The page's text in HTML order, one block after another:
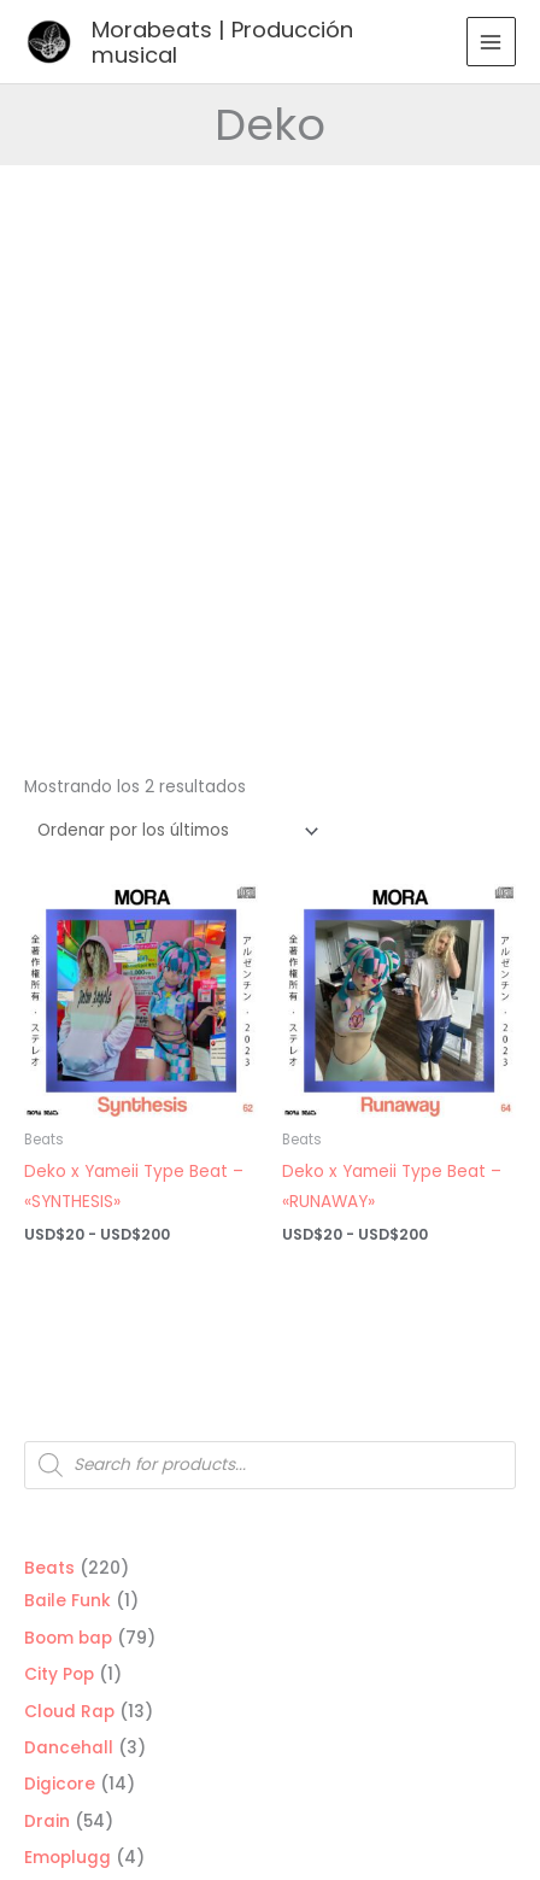
Morabeats | Producción
musical
Deko
Búsqueda
de
productos
Beats 220220
productos
Baile Funk 11
producto
Boom bap 7979
City Pop 11
producto
Cloud Rap 1313
productos
Dancehall 33
Digicore 1414
Drain 5454
productos
Emoplugg 44
Mostrando los 2 resultados
Beats
Deko x Yameii Type Beat –
«SYNTHESIS»
USD$20 - USD$200Rango
Beats
Deko x Yameii Type Beat –
«RUNAWAY»
USD$20 - USD$200Rango